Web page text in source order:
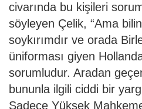
civarında bu kişileri
söyleyen Çelik, “Ama
soykırımdır ve orada
üniforması giyen
sorumludur. Aradan
bununla ilgili ciddi bir
Sadece Yüksek